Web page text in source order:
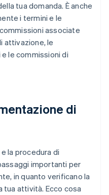
tua domanda. È anche
i termini e le
associate
attivazione, le
le commissioni di
di
la procedura di
importanti per
in quanto verificano la
tua attività. Ecco cosa